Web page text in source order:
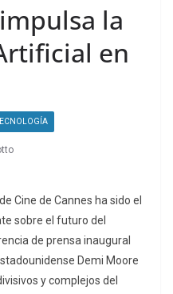
la
en
Cine de Cannes ha sido el
sobre el futuro del
de prensa inaugural
Demi Moore
y complejos del